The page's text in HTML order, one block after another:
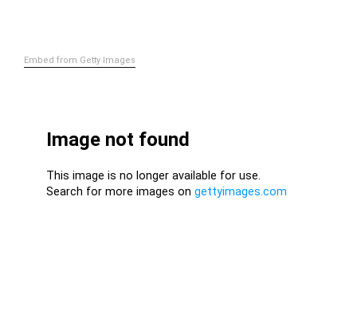
Embed from Getty Images